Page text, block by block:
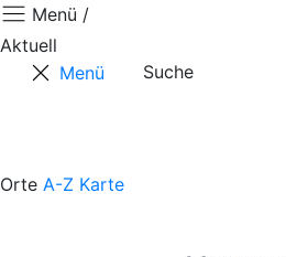
Menü /
Aktuell
Menü
Suche
Orte A-Z Karte